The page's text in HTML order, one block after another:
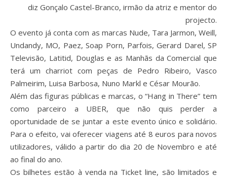
diz Gonçalo Castel-Branco, irmão da atriz e mentor do
projecto.
O evento já conta com as marcas Nude, Tara Jarmon, Weill,
Undandy, MO, Paez, Soap Porn, Parfois, Gerard Darel, SP
Televisão, Latitid, Douglas e as Manhãs da Comercial que
terá um charriot com peças de Pedro Ribeiro, Vasco
Palmeirim, Luisa Barbosa, Nuno Markl e César Mourão.
Além das figuras públicas e marcas, o “Hang in There” tem
como parceiro a UBER, que não quis perder a
oportunidade de se juntar a este evento único e solidário.
Para o efeito, vai oferecer viagens até 8 euros para novos
utilizadores, válido a partir do dia 20 de Novembro e até
ao final do ano.
Os bilhetes estão à venda na Ticket line, são limitados e